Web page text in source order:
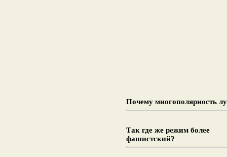
Почему многополярность
Так где же режим более
фашистский?